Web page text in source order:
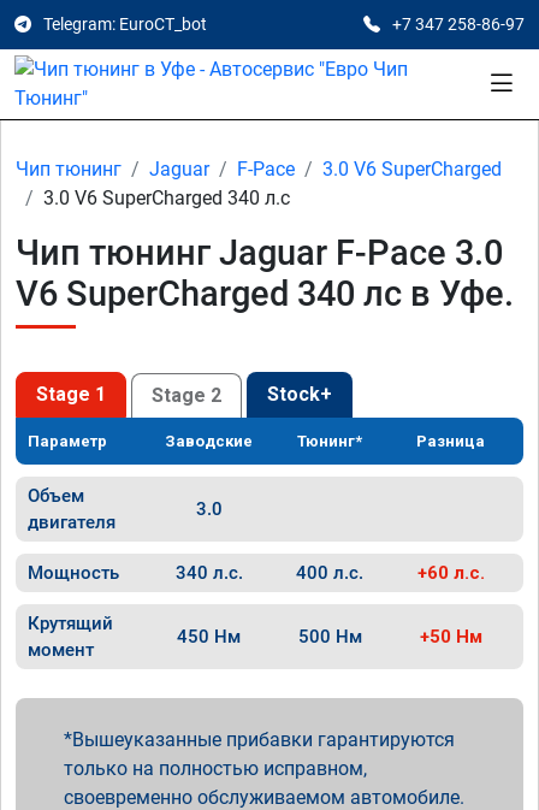
Telegram: EuroCT_bot +7 347 258-86-97
Чип тюнинг Jaguar F-Pace
3.0 V6 SuperCharged
3.0 V6 SuperCharged 340 л.с
Чип тюнинг Jaguar F-Pace 3.0
V6 SuperCharged 340 лс в Уфе.
Stage 1 Stage 2 Stock+
Параметр Заводские Тюнинг* Разница
Объем
двигателя
3.0
Мощность 340 л.с. 400 л.с. +60 л.с.
Крутящий
момент
450 Нм 500 Нм +50 Нм
Вышеуказанные прибавки гарантируются
только на полностью исправном,
своевременно обслуживаемом автомобиле.